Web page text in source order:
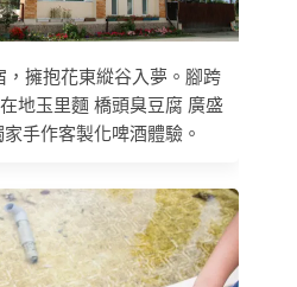
，擁抱花東縱谷入夢。腳跨
地玉里麵 橋頭臭豆腐 廣盛
手作客製化啤酒體驗。